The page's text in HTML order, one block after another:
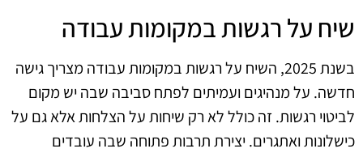
שיח על רגשות במקומות עבודה
בשנת 2025, השיח על רגשות במקומות עבודה מצריך גישה
חדשה. על מנהיגים ועמיתים לפתח סביבה שבה יש מקום
לביטוי רגשות. זה כולל לא רק שיחות על הצלחות אלא גם על
כישלונות ואתגרים. יצירת תרבות פתוחה שבה עובדים